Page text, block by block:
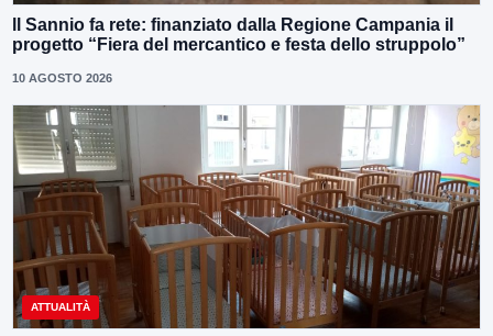
ll Sannio fa rete: finanziato dalla Regione Campania il
progetto “Fiera del mercantico e festa dello struppolo”
10 AGOSTO 2026
ATTUALITÀ